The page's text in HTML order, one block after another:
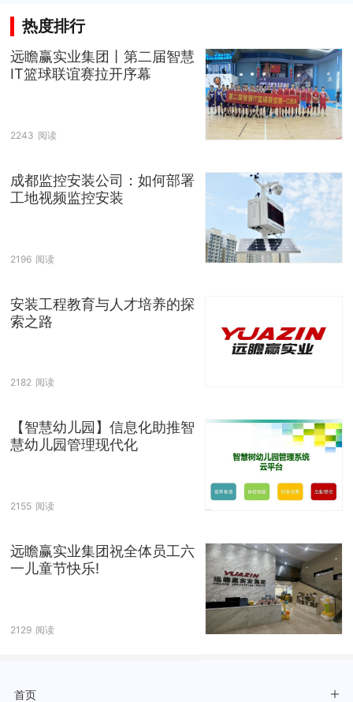
配电革新
热度排行
远瞻赢实业集团丨第二届智慧
IT篮球联谊赛拉开序幕
2243 阅读
成都监控安装公司：如何部署
工地视频监控安装
2196 阅读
安装工程教育与人才培养的探
索之路
2182 阅读
【智慧幼儿园】信息化助推智
慧幼儿园管理现代化
2155 阅读
远瞻赢实业集团祝全体员工六
一儿童节快乐!
2129 阅读
首页